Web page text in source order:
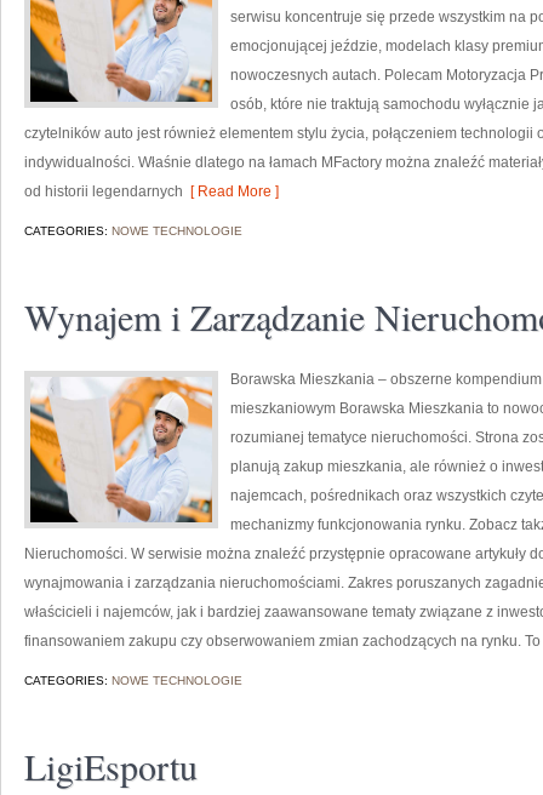
serwisu koncentruje się przede wszystkim na
emocjonującej jeździe, modelach klasy
nowoczesnych autach. Polecam Motoryzacja
osób, które nie traktują samochodu wyłącznie
czytelników auto jest również elementem stylu życia, połączeniem
indywidualności. Właśnie dlatego na łamach MFactory można znaleźć
od historii legendarnych [ Read More ]
CATEGORIES: NOWE TECHNOLOGIE
Wynajem i Zarządzanie
Borawska Mieszkania – obszerne
mieszkaniowym Borawska Mieszkania to
rozumianej tematyce nieruchomości. Strona
planują zakup mieszkania, ale również o
najemcach, pośrednikach oraz wszystkich
mechanizmy funkcjonowania rynku. Zobacz
Nieruchomości. W serwisie można znaleźć przystępnie opracowane artykuły
wynajmowania i zarządzania nieruchomościami. Zakres poruszanych
właścicieli i najemców, jak i bardziej zaawansowane tematy związane z
finansowaniem zakupu czy obserwowaniem zmian zachodzących na rynku. To
CATEGORIES: NOWE TECHNOLOGIE
LigiEsportu